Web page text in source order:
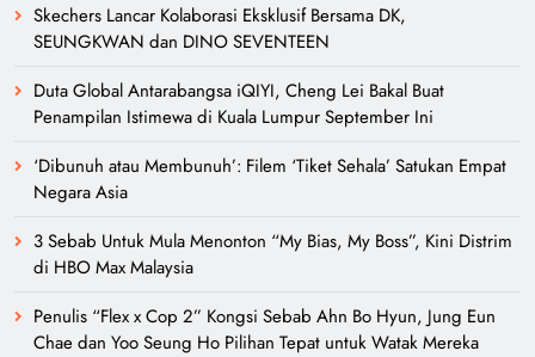
Skechers Lancar Kolaborasi Eksklusif Bersama DK,
SEUNGKWAN dan DINO SEVENTEEN
Duta Global Antarabangsa iQIYI, Cheng Lei Bakal Buat
Penampilan Istimewa di Kuala Lumpur September Ini
‘Dibunuh atau Membunuh’: Filem ‘Tiket Sehala’ Satukan Empat
Negara Asia
3 Sebab Untuk Mula Menonton “My Bias, My Boss”, Kini Distrim
di HBO Max Malaysia
Penulis “Flex x Cop 2” Kongsi Sebab Ahn Bo Hyun, Jung Eun
Chae dan Yoo Seung Ho Pilihan Tepat untuk Watak Mereka